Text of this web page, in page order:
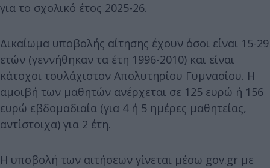
για το σχολικό έτος 2025-26.
Δικαίωμα υποβολής αίτησης έχουν όσοι είναι 15-29
ετών (γεννήθηκαν τα έτη 1996-2010) και είναι
κάτοχοι τουλάχιστον Απολυτηρίου Γυμνασίου. Η
αμοιβή των μαθητών ανέρχεται σε 125 ευρώ ή 156
ευρώ εβδομαδιαία (για 4 ή 5 ημέρες μαθητείας,
αντίστοιχα) για 2 έτη.
Η υποβολή των αιτήσεων γίνεται μέσω gov.gr με